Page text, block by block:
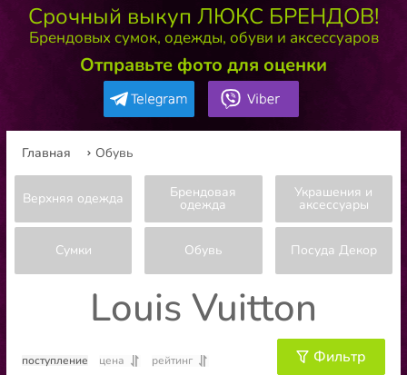
Срочный выкуп ЛЮКС БРЕНДОВ!
Брендовых сумок, одежды, обуви и аксессуаров
Отправьте фото для оценки
Главная Обувь
Верхняя одежда Брендовая
одежда
Украшения и
аксессуары
Сумки Обувь Посуда Декор
Louis Vuitton
поступление цена рейтинг Фильтр